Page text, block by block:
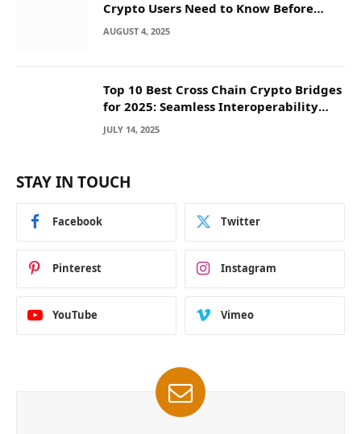
Crypto Users Need to Know Before
They Deposit
AUGUST 4, 2025
Top 10 Best Cross Chain Crypto Bridges
for 2025: Seamless Interoperability
Across Blockchain Networks
JULY 14, 2025
STAY IN TOUCH
Facebook Twitter
Pinterest Instagram
YouTube Vimeo